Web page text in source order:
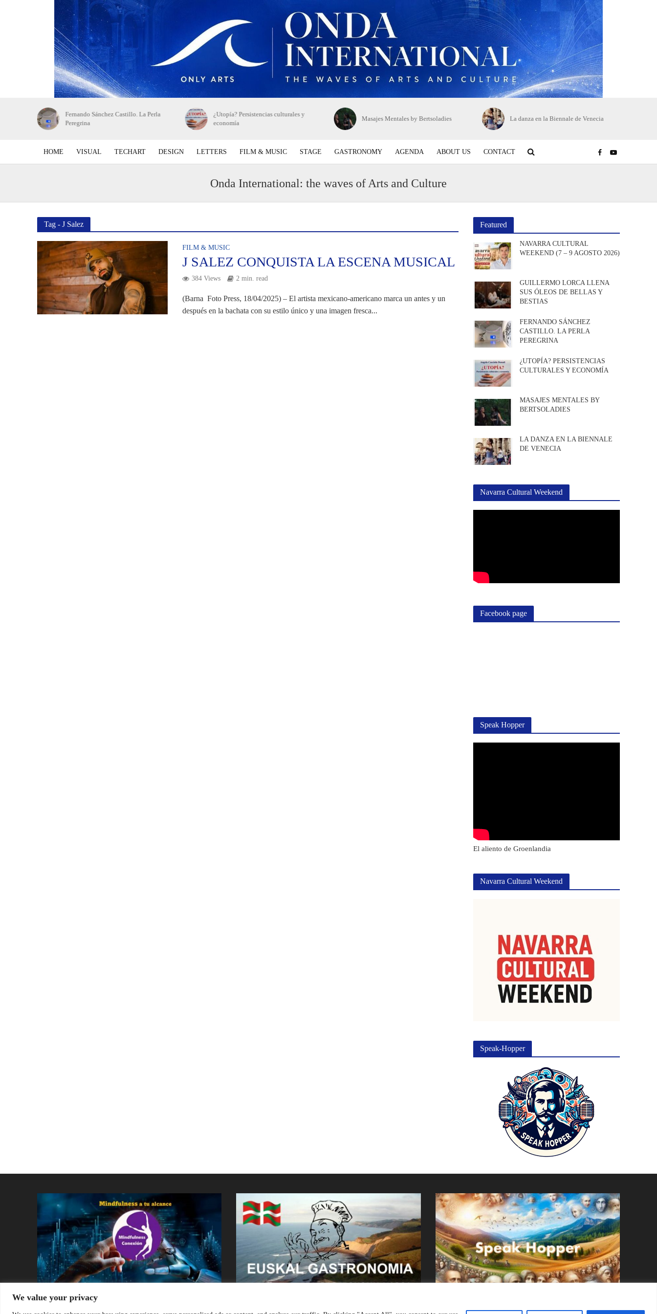
We value your privacy
Fernando Sánchez Castillo. La Perla
Peregrina
¿Utopía? Persistencias culturales y
economía
Masajes Mentales by Bertsoladies La danza en la Biennale de Venecia
HOME VISUAL TECHART DESIGN LETTERS FILM & MUSIC STAGE GASTRONOMY AGENDA ABOUT US CONTACT
Onda International: the waves of Arts and Culture
Tag - J Salez
FILM & MUSIC
J SALEZ CONQUISTA LA ESCENA MUSICAL
384 Views 2 min. read
(Barna Foto Press, 18/04/2025) – El artista mexicano-americano marca un antes y un
después en la bachata con su estilo único y una imagen fresca...
Featured
NAVARRA CULTURAL
WEEKEND (7 – 9 AGOSTO 2026)
GUILLERMO LORCA LLENA
SUS ÓLEOS DE BELLAS Y
BESTIAS
FERNANDO SÁNCHEZ
CASTILLO. LA PERLA
PEREGRINA
¿UTOPÍA? PERSISTENCIAS
CULTURALES Y ECONOMÍA
MASAJES MENTALES BY
BERTSOLADIES
LA DANZA EN LA BIENNALE
DE VENECIA
Navarra Cultural Weekend
Facebook page
Speak Hopper
El aliento de Groenlandia
Navarra Cultural Weekend
Speak-Hopper